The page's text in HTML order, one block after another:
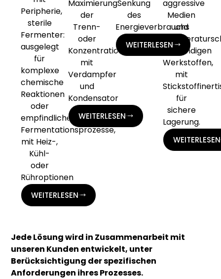
Peripherie,
sterile
Fermenter:
ausgelegt
für
komplexe
chemische
Reaktionen
oder
empfindliche
Fermentationsprozesse,
mit Heiz-,
Kühl-
oder
Rühroptionen
WEITERLESEN
Maximierung
der
Trenn-
oder
Konzentrationsleistung,
mit
Verdampfer
und
Kondensator
WEITERLESEN
Senkung
des
Energieverbrauchs
WEITERLESEN
aggressive
Medien
und
beständigen
Werkstoffen,
mit
für
sichere
Lagerung.
WEITERLESEN
Jede Lösung wird in Zusammenarbeit mit
unseren Kunden entwickelt, unter
Berücksichtigung der spezifischen
Anforderungen ihres Prozesses.